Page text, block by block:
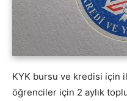
KYK bursu ve kredisi için
öğrenciler için 2 aylık